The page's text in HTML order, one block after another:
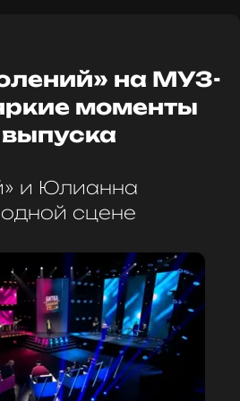
в Likee, чтобы
на МУЗ-
моменты
выпуска
и Юлианна
сцене